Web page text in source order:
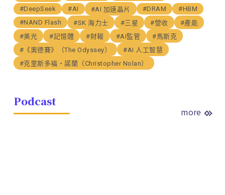
#DeepSeek
#AI #AI 加速晶片 #DRAM
#HBM
#NAND Flash
#SK 海力士 #三星 #營收
#產能
#美光
#記憶體 #財報 #AI監管
#馬斯克
#《奧德賽》（The Odyssey）
#AI 人工智慧
#克里斯多福・諾蘭（Christopher Nolan）
Podcast
more